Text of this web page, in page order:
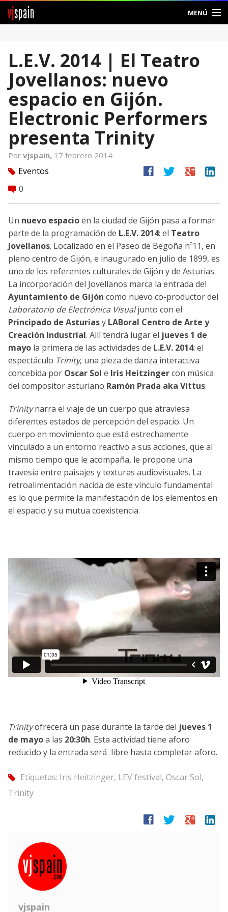
vjspain MENÚ
Foros
Noticias
Vjspain
Ayuda
Contacto
Entrar
Crear Cuenta
L.E.V. 2014 | El Teatro
Jovellanos: nuevo
espacio en Gijón.
Electronic Performers
presenta Trinity
Por vjspain, 17 febrero 2014
tag Eventos
comment 0
facebook twitter google linkedin
Un nuevo espacioen la ciudad de Gijón pasa a formar
parte de la programación de L.E.V. 2014: el Teatro
Jovellanos. Localizado en el Paseo de Begoña nº11, en
pleno centro de Gijón, e inaugurado en julio de 1899, es
uno de los referentes culturales de Gijón y de Asturias.
La incorporación del Jovellanos marca la entrada del
Ayuntamiento de Gijón como nuevo co-productor del
Laboratorio de Electrónica Visualjunto con el
Principado de Asturiasy LABoral Centro de Arte y
Creación Industrial. Allí tendrá lugar el jueves 1 de
mayo la primera de las actividades de L.E.V. 2014: el
espectáculo Trinity, una pieza de danza interactiva
concebida por Oscar Sol e Iris Heitzingercon música
del compositor asturiano Ramón Prada aka Vittus.
Trinitynarra el viaje de un cuerpo que atraviesa
diferentes estados de percepción del espacio. Un
cuerpo en movimiento que está estrechamente
vinculado a un entorno reactivo a sus acciones, que al
mismo tiempo que le acompaña, le propone una
travesía entre paisajes y texturas audiovisuales. La
retroalimentación nacida de este vínculo fundamental
es lo que permite la manifestación de los elementos en
el espacio y su mutua coexistencia.
Trinityofrecerá un pase durante la tarde del jueves 1
de mayoa las 20:30h. Esta actividad tiene aforo
reducido y la entrada será libre hasta completar aforo.
tag Etiquetas: Iris Heitzinger, LEV festival, Oscar Sol,
Trinity
facebook twitter google linkedin
vjspain